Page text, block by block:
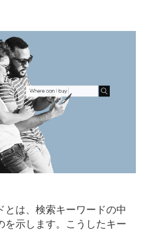
とは、検索キーワードの中
を示します。こうしたキー